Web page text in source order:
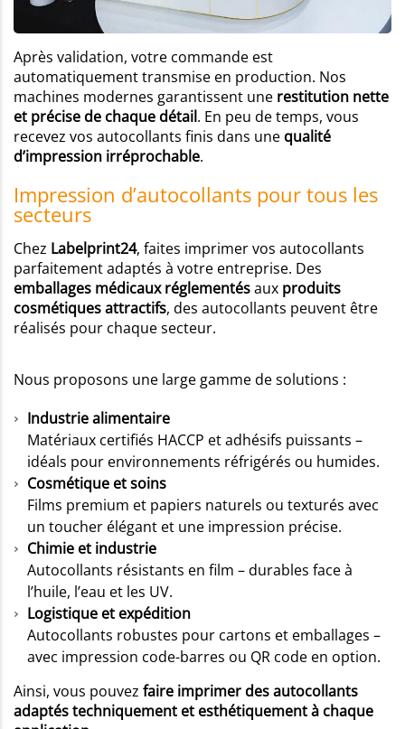
Après validation, votre commande est
automatiquement transmise en production. Nos
machines modernes garantissent une restitution nette
et précise de chaque détail. En peu de temps, vous
recevez vos autocollants finis dans une qualité
d’impression irréprochable.
Impression d’autocollants pour tous les
secteurs
Chez Labelprint24, faites imprimer vos autocollants
parfaitement adaptés à votre entreprise. Des
emballages médicaux réglementésaux produits
cosmétiques attractifs, des autocollants peuvent être
réalisés pour chaque secteur.
Nous proposons une large gamme de solutions :
Industrie alimentaire
Matériaux certifiés HACCP et adhésifs puissants –
idéals pour environnements réfrigérés ou humides.
Cosmétique et soins
Films premium et papiers naturels ou texturés avec
un toucher élégant et une impression précise.
Chimie et industrie
Autocollants résistants en film – durables face à
l’huile, l’eau et les UV.
Logistique et expédition
Autocollants robustes pour cartons et emballages –
avec impression code-barres ou QR code en option.
Ainsi, vous pouvez faire imprimer des autocollants
adaptés techniquement et esthétiquement à chaque